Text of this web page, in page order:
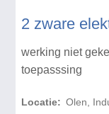
2 zware
werking niet
toepasssing
Locatie: Olen,